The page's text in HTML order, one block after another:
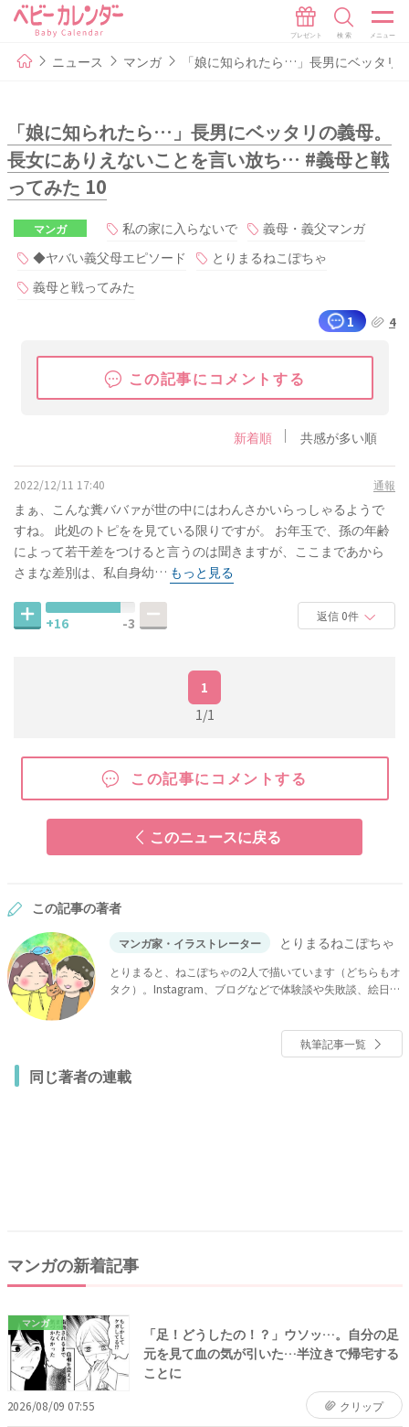
ニュース マンガ 「娘に知られたら…」長男にベッタ
「娘に知られたら…」長男にベッタリの義母。
長女にありえないことを言い放ち… #義母と戦
ってみた 10
マンガ 私の家に入らないで
義母・義父マンガ
◆ヤバい義父母エピソード
とりまるねこぽちゃ
義母と戦ってみた
1
4
この記事にコメントする
新着順 共感が多い順
2022/12/11 17:40 通報
まぁ、こんな糞ババァが世の中にはわんさかいらっしゃるようで
すね。 此処のトピをを見ている限りですが。 お年玉で、孫の年齢
によって若干差をつけると言うのは聞きますが、ここまであから
さまな差別は、私自身幼… もっと見る
+16 -3 返信 0件
1
1/1
この記事にコメントする
このニュースに戻る
この記事の著者
マンガ家・イラストレーター とりまるねこぽちゃ
とりまると、ねこぽちゃの2人で描いています（どちらもオ
タク）。Instagram、ブログなどで体験談や失敗談、絵日記
執筆記事一覧
同じ著者の連載
マンガの新着記事
マンガ
「足！どうしたの！？」ウソッ…。自分の足
元を見て血の気が引いた…半泣きで帰宅する
ことに
2026/08/09 07:55 クリップ